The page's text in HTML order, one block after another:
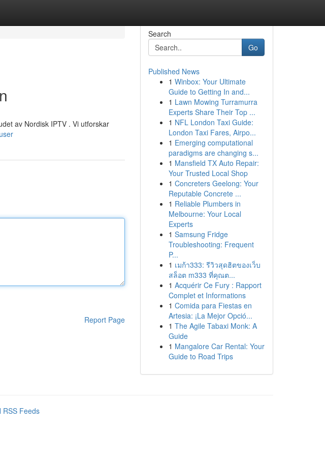
av Nordisk IPTV . Vi utforskar
Report Page
Search
Go
Published News
1 Winbox: Your Ultimate
Guide to Getting In and...
1 Lawn Mowing Turramurra
Experts Share Their Top ...
1 NFL London Taxi Guide:
London Taxi Fares, Airpo...
1 Emerging computational
paradigms are changing s...
1 Mansfield TX Auto Repair:
Your Trusted Local Shop
1 Concreters Geelong: Your
Reputable Concrete ...
1 Reliable Plumbers in
Melbourne: Your Local
Experts
1 Samsung Fridge
Troubleshooting: Frequent
P...
1 เมก้า333: รีวิวสุดฮิตของเว็บ
สล็อต m333 ที่คุณต...
1 Acquérir Ce Fury : Rapport
Complet et Informations
1 Comida para Fiestas en
Artesia: ¡La Mejor Opció...
1 The Agile Tabaxi Monk: A
Guide
1 Mangalore Car Rental: Your
Guide to Road Trips
RSS Feeds